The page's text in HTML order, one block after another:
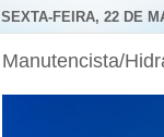
SEXTA-FEIRA, 22 DE
Manutencista/